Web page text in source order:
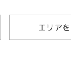
ライブラリー
エリア